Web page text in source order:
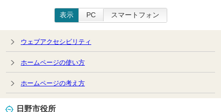
表示 PC スマートフォン
ウェブアクセシビリティ
ホームページの使い方
ホームページの考え方
日野市役所